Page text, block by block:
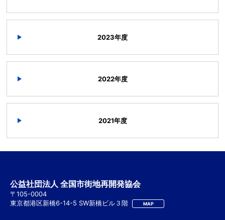
2023年度
2022年度
2021年度
公益社団法人 全国市街地再開発協会
〒105-0004
東京都港区新橋6-14-5 SW新橋ビル３階
MAP